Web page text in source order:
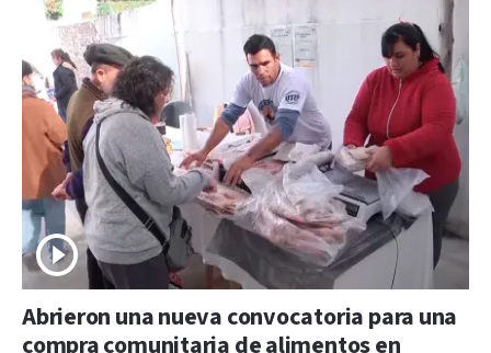
Abrieron una nueva convocatoria para una
compra comunitaria de alimentos en